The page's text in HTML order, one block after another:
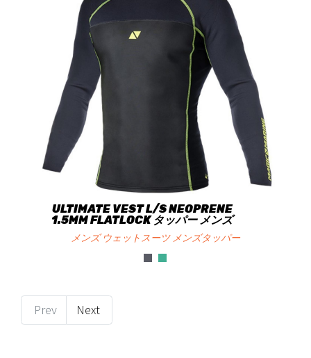
ULTIMATE VEST L/S NEOPRENE
1.5MM FLATLOCK タッパー メンズ
メンズ ウェットスーツ メンズタッパー
Prev Next